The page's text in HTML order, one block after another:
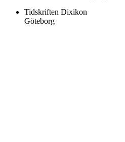
Tidskriften Dixikon
Göteborg